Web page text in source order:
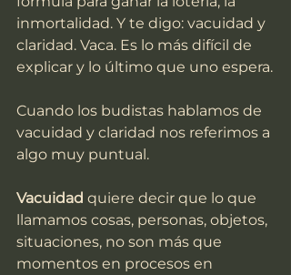
inmortalidad. Y te digo: vacuidad y
claridad. Vaca. Es lo más difícil de
explicar y lo último que uno espera.
Cuando los budistas hablamos de
vacuidad y claridad nos referimos a
algo muy puntual.
Vacuidad quiere decir que lo que
llamamos cosas, personas, objetos,
situaciones, no son más que
momentos en procesos en